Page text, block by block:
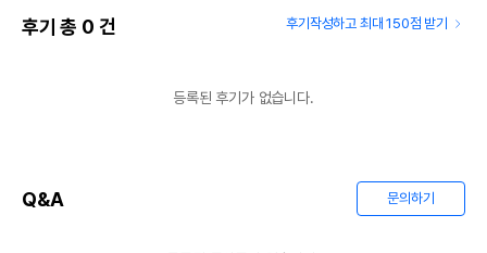
후기 총 0 건 후기작성하고 최대 150점 받기
등록된 후기가 없습니다.
Q&A 문의하기